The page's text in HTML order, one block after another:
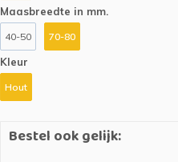
Maasbreedte in mm.
40-50 70-80
Kleur
Hout
Bestel ook gelijk: